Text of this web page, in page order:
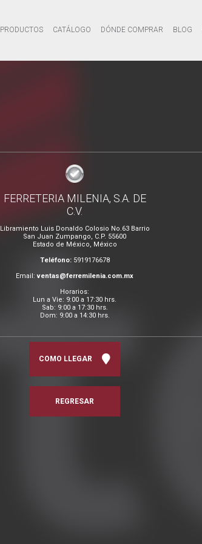
PRODUCTOS CATÁLOGO DÓNDE COMPRAR BLOG
FERRETERIA MILENIA, S.A. DE
C.V.
Libramiento Luis Donaldo Colosio No.63 Barrio
San Juan Zumpango, C.P. 55600
Estado de México, México
Teléfono: 5919176678
Email:ventas@ferremilenia.com.mx
Horarios:
Lun a Vie: 9:00 a 17:30 hrs.
Sab: 9:00 a 17:30 hrs.
Dom: 9:00 a 14:30 hrs.
COMO LLEGAR
REGRESAR